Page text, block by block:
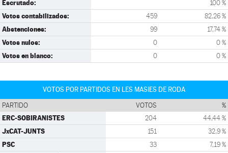
Escrutado: 100 %
Votos contabilizados: 459 82,26 %
Abstenciones: 99 17,74 %
Votos nulos: 0 0 %
Votos en blanco: 0 0 %
VOTOS POR PARTIDOS EN LES MASIES DE RODA
PARTIDO VOTOS %
ERC-SOBIRANISTES 204 44,44 %
JxCAT-JUNTS 151 32,9 %
PSC 33 7,19 %